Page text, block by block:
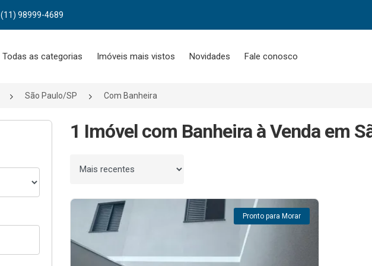
(11) 98999-4689
Todas as categorias Imóveis mais vistos Novidades Fale conosco
São Paulo/SP Com Banheira
1 Imóvel com Banheira à Venda em
Ordenar por
Pronto para Morar